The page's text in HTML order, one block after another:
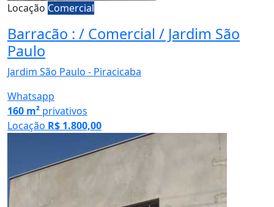
Locação Comercial
Barracão : / Comercial / Jardim São
Paulo
Jardim São Paulo - Piracicaba
Whatsapp
160 m² privativos
Locação R$ 1.800,00